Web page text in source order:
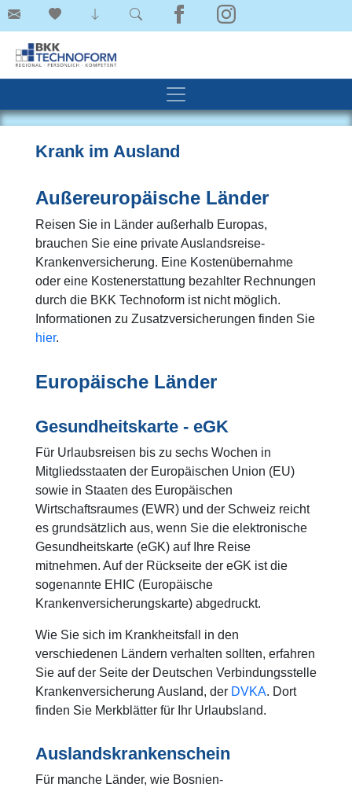
Krank im Ausland
Außereuropäische Länder
Reisen Sie in Länder außerhalb Europas,
brauchen Sie eine private Auslandsreise-
Krankenversicherung. Eine Kostenübernahme
oder eine Kostenerstattung bezahlter Rechnungen
durch die BKK Technoform ist nicht möglich.
Informationen zu Zusatzversicherungen finden Sie
hier.
Europäische Länder
Gesundheitskarte - eGK
Für Urlaubsreisen bis zu sechs Wochen in
Mitgliedsstaaten der Europäischen Union (EU)
sowie in Staaten des Europäischen
Wirtschaftsraumes (EWR) und der Schweiz reicht
es grundsätzlich aus, wenn Sie die elektronische
Gesundheitskarte (eGK) auf Ihre Reise
mitnehmen. Auf der Rückseite der eGK ist die
sogenannte EHIC (Europäische
Krankenversicherungskarte) abgedruckt.
Wie Sie sich im Krankheitsfall in den
verschiedenen Ländern verhalten sollten, erfahren
Sie auf der Seite der Deutschen Verbindungsstelle
Krankenversicherung Ausland, der DVKA. Dort
finden Sie Merkblätter für Ihr Urlaubsland.
Auslandskrankenschein
Für manche Länder, wie Bosnien-